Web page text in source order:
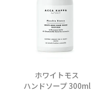
ホワイトモス
ハンドソープ 300ml